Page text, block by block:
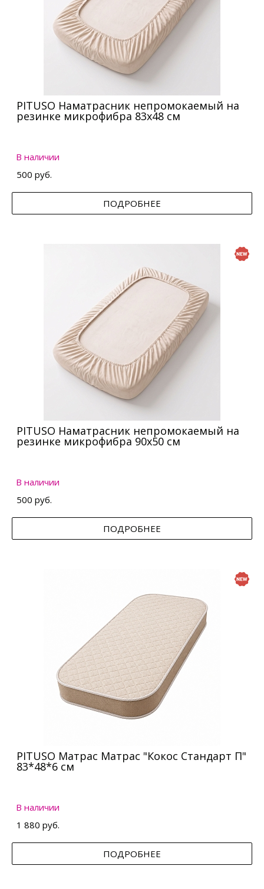
PITUSO Наматрасник непромокаемый на
резинке микрофибра 83х48 см
В наличии
500 руб.
ПОДРОБНЕЕ
PITUSO Наматрасник непромокаемый на
резинке микрофибра 90х50 см
В наличии
500 руб.
ПОДРОБНЕЕ
PITUSO Матрас Матрас "Кокос Стандарт П"
83*48*6 см
В наличии
1 880 руб.
ПОДРОБНЕЕ